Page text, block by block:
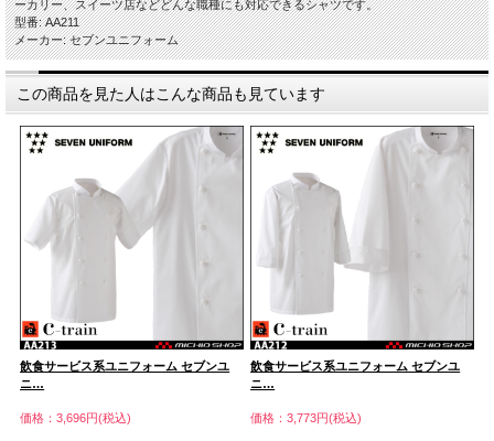
ーカリー、スイーツ店などどんな職種にも対応できるシャツです。
型番: AA211
メーカー: セブンユニフォーム
この商品を見た人はこんな商品も見ています
飲食サービス系ユニフォーム セブンユ
ニ…
価格：3,696円(税込)
飲食サービス系ユニフォーム セブンユ
ニ…
価格：3,773円(税込)